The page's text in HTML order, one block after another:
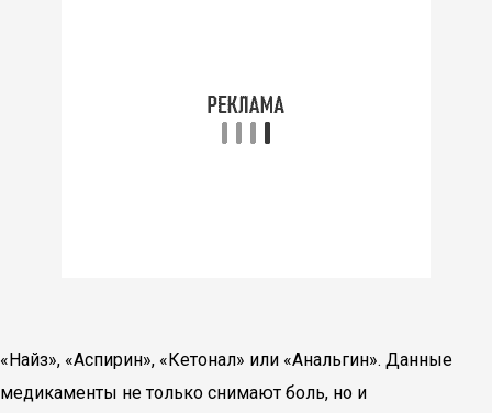
«Найз», «Аспирин», «Кетонал» или «Анальгин». Данные
медикаменты не только снимают боль, но и